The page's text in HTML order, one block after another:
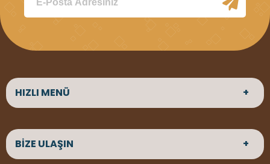
HIZLI MENÜ
ANASAYFA
HAKKIMIZDA
ÜRÜNLER
BİZE ULAŞIN